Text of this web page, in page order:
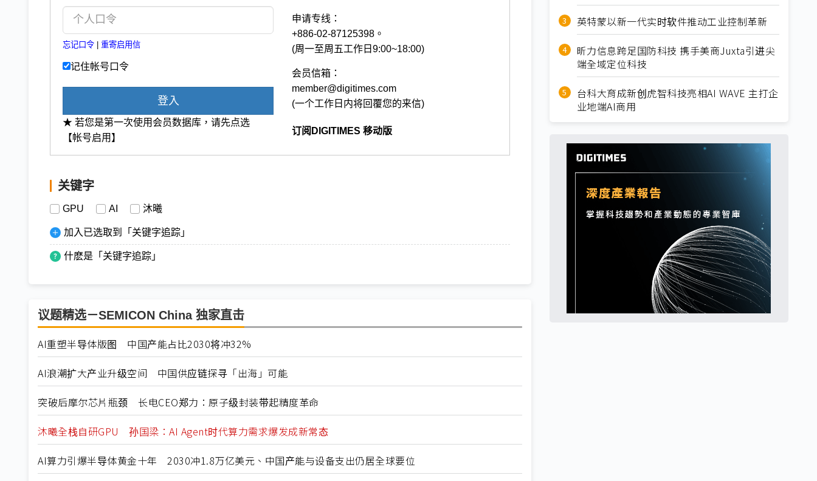
忘记口令 重寄启用信
记住帐号口令
登入
★ 若您是第一次使用会员数据库，请先点选
【帐号启用】
申请专线：
+886-02-87125398。
(周一至周五工作日9:00~18:00)
会员信箱：
member@digitimes.com
(一个工作日内将回覆您的来信)
订阅DIGITIMES 移动版
关键字
GPU AI 沐曦
加入已选取到「关键字追踪」
什麽是「关键字追踪」
议题精选－SEMICON China 独家直击
AI重塑半导体版图 中国产能占比2030将冲32%
AI浪潮扩大产业升级空间 中国供应链探寻「出海」可能
突破后摩尔芯片瓶颈 长电CEO郑力：原子级封装带起精度革命
沐曦全栈自研GPU 孙国梁：AI Agent时代算力需求爆发成新常态
AI算力引爆半导体黄金十年 2030冲1.8万亿美元、中国产能与设备支出仍居全球要位
英特蒙以新一代实时软件推动工业控制革新
昕力信息跨足国防科技 携手美商Juxta引进尖
端全域定位科技
台科大育成新创虎智科技亮相AI WAVE 主打企
业地端AI商用